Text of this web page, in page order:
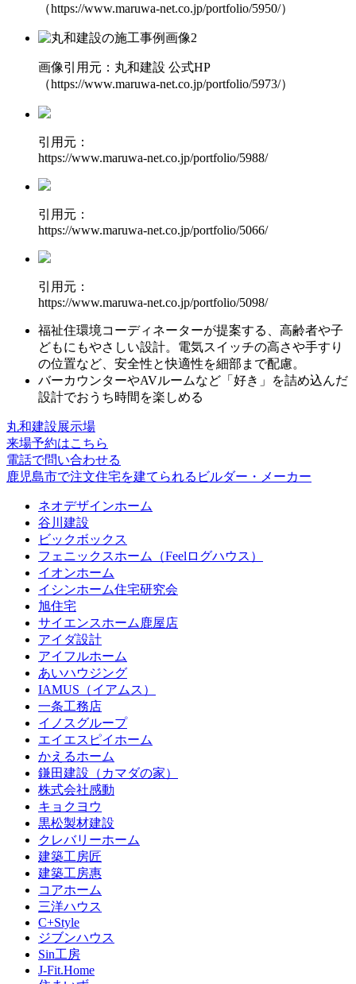
（https://www.maruwa-net.co.jp/portfolio/5950/）
画像引用元：丸和建設 公式HP
（https://www.maruwa-net.co.jp/portfolio/5973/）
引用元：
https://www.maruwa-net.co.jp/portfolio/5988/
引用元：
https://www.maruwa-net.co.jp/portfolio/5066/
引用元：
https://www.maruwa-net.co.jp/portfolio/5098/
福祉住環境コーディネーターが提案する、 高齢者や子
どもにもやさしい設計。電気スイッチの高さや手すり
の位置など、安全性と快適性を細部まで配慮。
バーカウンターやAVルームなど「好き」を詰め込んだ
設計でおうち時間を楽しめる
丸和建設展示場
来場予約はこちら
電話で問い合わせる
鹿児島市で注文住宅を建てられるビルダー・メーカー
ネオデザインホーム
谷川建設
ビックボックス
フェニックスホーム（Feelログハウス）
イオンホーム
イシンホーム住宅研究会
旭住宅
サイエンスホーム鹿屋店
アイダ設計
アイフルホーム
あいハウジング
IAMUS（イアムス）
一条工務店
イノスグループ
エイエスピイホーム
かえるホーム
鎌田建設（カマダの家）
株式会社感動
キョクヨウ
黒松製材建設
クレバリーホーム
建築工房匠
建築工房惠
コアホーム
三洋ハウス
C+Style
ジブンハウス
Sin工房
J-Fit.Home